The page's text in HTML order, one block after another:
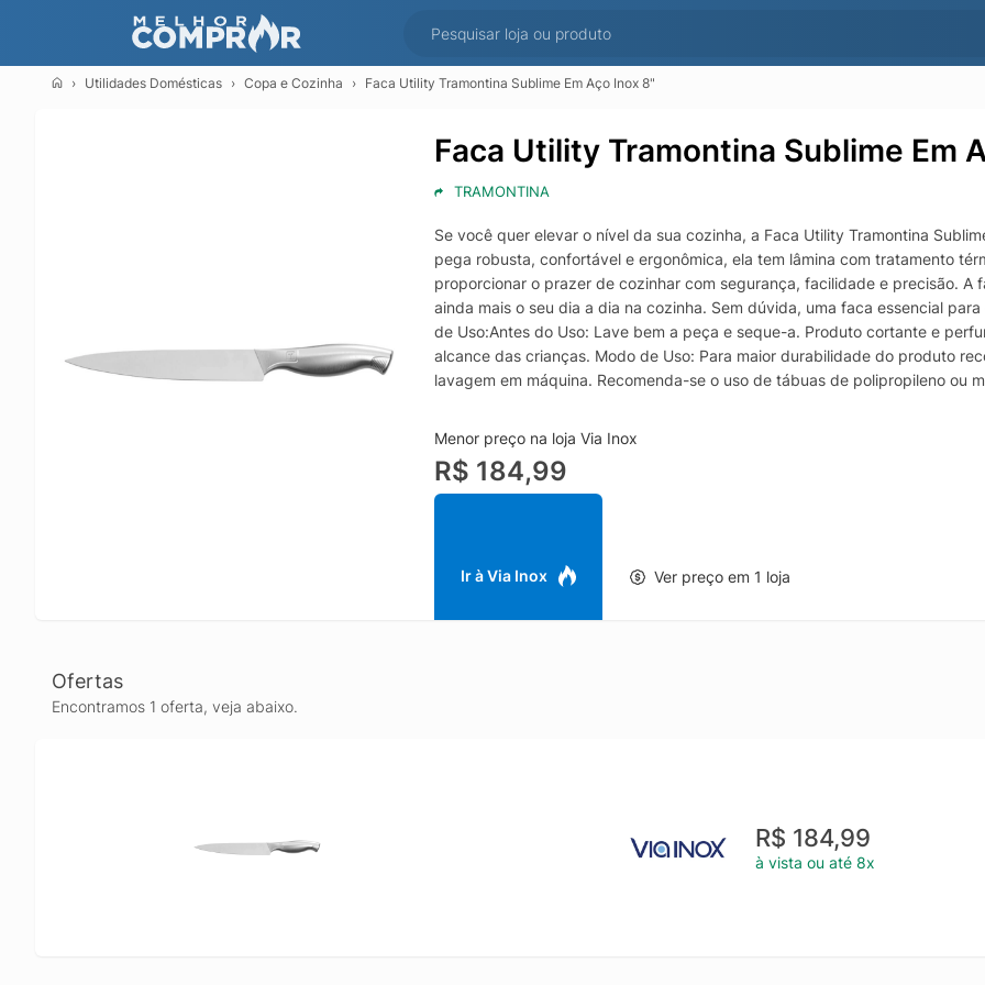
Utilidades Domésticas Copa e Cozinha Faca Utility Tramontina Sublime Em Aço Inox 8"
Faca Utility Tramontina Sublime Em
TRAMONTINA
Se você quer elevar o nível da sua cozinha, a Faca Utility Tramontina
pega robusta, confortável e ergonômica, ela tem lâmina com tratamento
proporcionar o prazer de cozinhar com segurança, facilidade e precisão.
ainda mais o seu dia a dia na cozinha. Sem dúvida, uma faca essencial
de Uso:Antes do Uso: Lave bem a peça e seque-a. Produto cortante e
alcance das crianças. Modo de Uso: Para maior durabilidade do produto
lavagem em máquina. Recomenda-se o uso de tábuas de polipropileno ou
faca. Não é indicado o uso da faca para o corte de alimentos congelados.
Tramontina. Para descarte dos produtos e embalagens siga as orientações
Informações Adicionais:- Pode ir à máquina de lavar louças facilitando seu
devido ao tratamento térmico; - Lâmina e cabo de aço inox que mantém
Menor preço na loja Via Inox
R$ 184,99
Ir à Via Inox Ver preço em 1 loja
Ofertas
Encontramos 1 oferta, veja abaixo.
R$ 184,99
à vista ou até 8x